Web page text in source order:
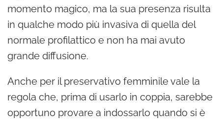
momento magico, ma la sua presenza risulta
in qualche modo più invasiva di quella del
normale profilattico e non ha mai avuto
grande diffusione.
Anche per il preservativo femminile vale la
regola che, prima di usarlo in coppia, sarebbe
opportuno provare a indossarlo quando si è